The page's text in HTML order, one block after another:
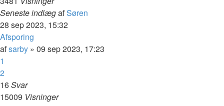
Seneste indlægafSøren
28 sep 2023, 15:32
Afsporing
afsarby » 09 sep 2023, 17:23
1
2
16Svar
15009 Visninger